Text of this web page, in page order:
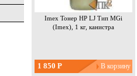
Imex Тонер HP LJ Тип MGi
(Imex), 1 кг, канистра
1 850 Р